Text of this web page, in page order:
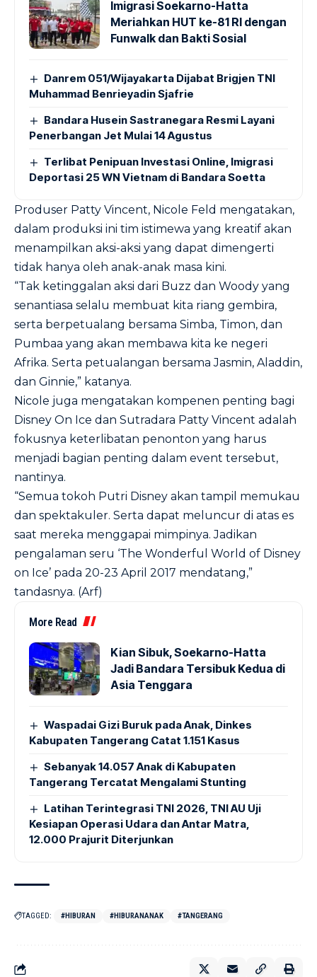
Imigrasi Soekarno-Hatta
Meriahkan HUT ke-81 RI dengan
Funwalk dan Bakti Sosial
Danrem 051/Wijayakarta Dijabat Brigjen TNI
Muhammad Benrieyadin Sjafrie
Bandara Husein Sastranegara Resmi Layani
Penerbangan Jet Mulai 14 Agustus
Terlibat Penipuan Investasi Online, Imigrasi
Deportasi 25 WN Vietnam di Bandara Soetta
Produser Patty Vincent, Nicole Feld mengatakan,
dalam produksi ini tim istimewa yang kreatif akan
menampilkan aksi-aksi yang dapat dimengerti
tidak hanya oleh anak-anak masa kini.
“Tak ketinggalan aksi dari Buzz dan Woody yang
senantiasa selalu membuat kita riang gembira,
serta berpetualang bersama Simba, Timon, dan
Pumbaa yang akan membawa kita ke negeri
Afrika. Serta petualangan bersama Jasmin, Aladdin,
dan Ginnie,” katanya.
Nicole juga mengatakan kompenen penting bagi
Disney On Ice dan Sutradara Patty Vincent adalah
fokusnya keterlibatan penonton yang harus
menjadi bagian penting dalam event tersebut,
nantinya.
“Semua tokoh Putri Disney akan tampil memukau
dan spektakuler. Serta dapat meluncur di atas es
saat mereka menggapai mimpinya. Jadikan
pengalaman seru ‘The Wonderful World of Disney
on Ice’ pada 20-23 April 2017 mendatang,”
tandasnya. (Arf)
More Read
Kian Sibuk, Soekarno-Hatta
Jadi Bandara Tersibuk Kedua di
Asia Tenggara
Waspadai Gizi Buruk pada Anak, Dinkes
Kabupaten Tangerang Catat 1.151 Kasus
Sebanyak 14.057 Anak di Kabupaten
Tangerang Tercatat Mengalami Stunting
Latihan Terintegrasi TNI 2026, TNI AU Uji
Kesiapan Operasi Udara dan Antar Matra,
12.000 Prajurit Diterjunkan
TAGGED: #HIBURAN #HIBURANANAK #TANGERANG